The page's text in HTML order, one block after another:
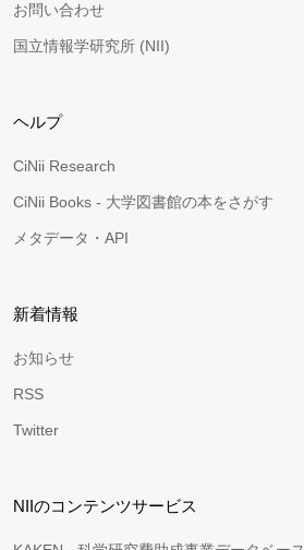
お問い合わせ
国立情報学研究所 (NII)
ヘルプ
CiNii Research
CiNii Books - 大学図書館の本をさがす
メタデータ・API
新着情報
お知らせ
RSS
Twitter
NIIのコンテンツサービス